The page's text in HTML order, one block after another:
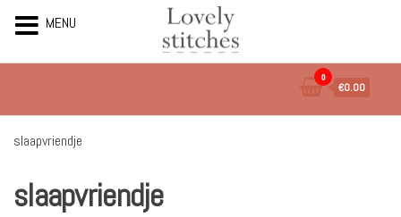
de
inhoud
0
€0.00
slaapvriendje
slaapvriendje
MENU